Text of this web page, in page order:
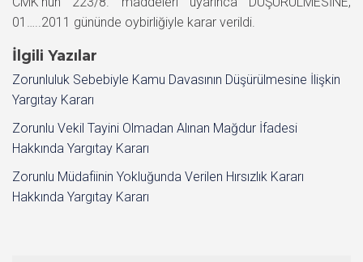
01…..2011 gününde oybirliğiyle karar verildi.
İlgili Yazılar
Zorunluluk Sebebiyle Kamu Davasının Düşürülmesine İlişkin
Yargıtay Kararı
Zorunlu Vekil Tayini Olmadan Alınan Mağdur İfadesi
Hakkında Yargıtay Kararı
Zorunlu Müdafiinin Yokluğunda Verilen Hırsızlık Kararı
Hakkında Yargıtay Kararı